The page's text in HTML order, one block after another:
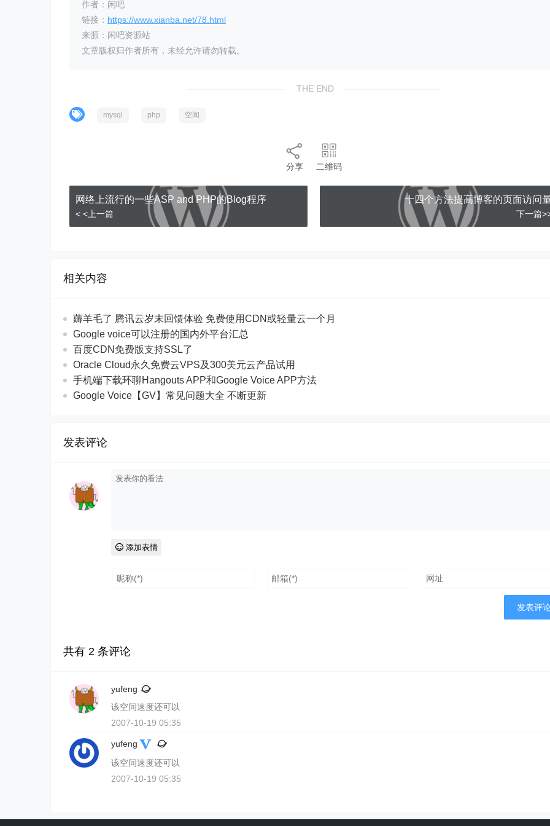
作者：闲吧
链接： https://www.xianba.net/78.html
来源：闲吧资源站
文章版权归作者所有，未经允许请勿转载。
THE END
mysql php 空间
分享 二维码
网络上流行的一些ASP and PHP的Blog程序
< <上一篇
十四个方法提高博客的页面访问
下一篇
相关内容
薅羊毛了 腾讯云岁末回馈体验 免费使用CDN或轻量云一个月
Google voice可以注册的国内外平台汇总
百度CDN免费版支持SSL了
Oracle Cloud永久免费云VPS及300美元云产品试用
手机端下载环聊Hangouts APP和Google Voice APP方法
Google Voice【GV】常见问题大全 不断更新
发表评论
添加表情
共有 2 条评论
yufeng
该空间速度还可以
2007-10-19 05:35
yufeng
该空间速度还可以
2007-10-19 05:35